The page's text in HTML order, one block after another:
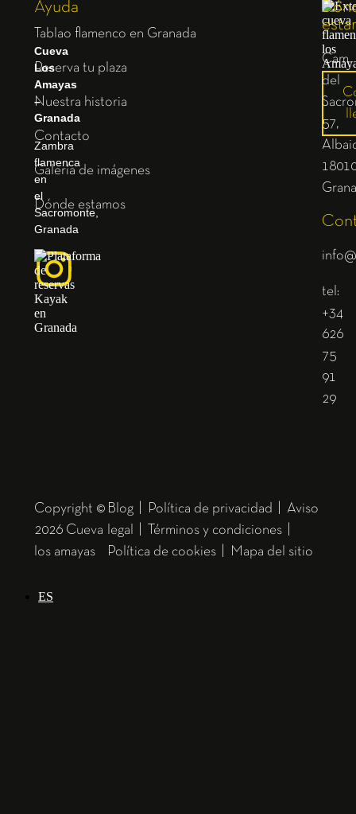
Cueva
Los
Amayas
–
Granada
Zambra
flamenca
en
el
Sacromonte,
Granada
Ayuda
Tablao flamenco en Granada
Reserva tu plaza
Nuestra historia
Contacto
Galería de imágenes
Dónde estamos
Cam.
del
57,
tel:
+34
626
75
91
29
Copyright ©
2026 Cueva
los amayas
Blog| Política de privacidad
Aviso
legal
Términos y condiciones|
Política de cookies| Mapa del sitio
ES